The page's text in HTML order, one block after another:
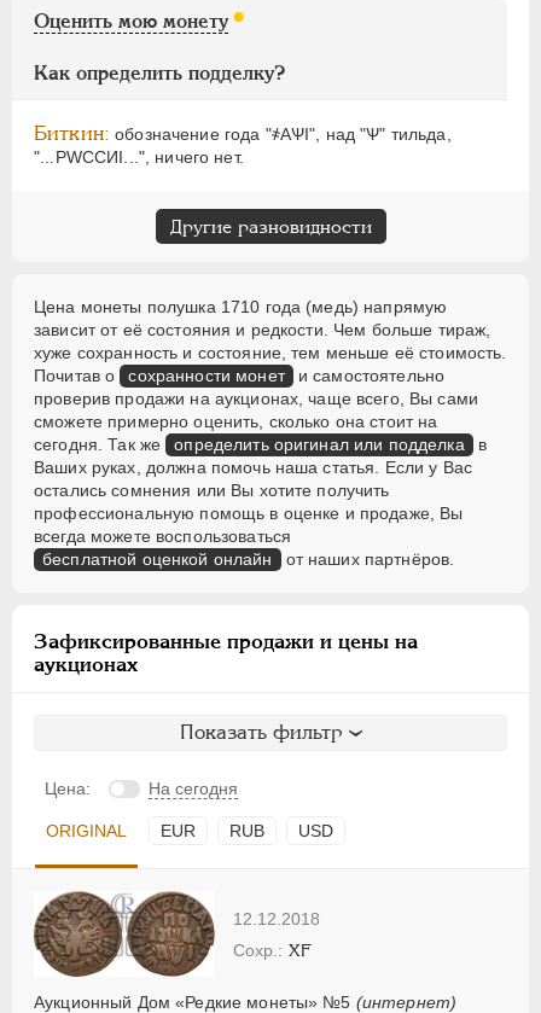
ГМ: 54.20
Брекке
Оценить мою монету
Как определить подделку?
Биткин: обозначение года "҂АѰI", над "Ѱ" тильда,
"...РWССИI...", ничего нет.
Другие разновидности
Цена монеты полушка 1710 года (медь) напрямую
зависит от её состояния и редкости. Чем больше тираж,
хуже сохранность и состояние, тем меньше её стоимость.
Почитав о сохранности монет и самостоятельно
проверив продажи на аукционах, чаще всего, Вы сами
сможете примерно оценить, сколько она стоит на
сегодня. Так же определить оригинал или подделка в
Ваших руках, должна помочь наша статья. Если у Вас
остались сомнения или Вы хотите получить
профессиональную помощь в оценке и продаже, Вы
всегда можете воспользоваться
бесплатной оценкой онлайн от наших партнёров.
Зафиксированные продажи и цены на
аукционах
Показать фильтр
Цена: На сегодня
ORIGINAL EUR RUB USD
12.12.2018
Аукционный Дом «Редкие монеты» №5 (интернет)
XF